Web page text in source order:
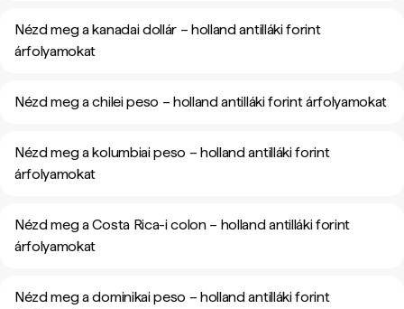
Nézd meg a kanadai dollár – holland antilláki forint
árfolyamokat
Nézd meg a chilei peso – holland antilláki forint árfolyamokat
Nézd meg a kolumbiai peso – holland antilláki forint
árfolyamokat
Nézd meg a Costa Rica-i colon – holland antilláki forint
árfolyamokat
Nézd meg a dominikai peso – holland antilláki forint